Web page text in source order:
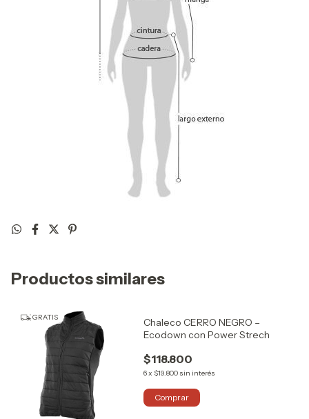
Productos similares
GRATIS
Chaleco CERRO NEGRO –
Ecodown con Power Strech
$118.800
6x $19.800 sin interés
Comprar